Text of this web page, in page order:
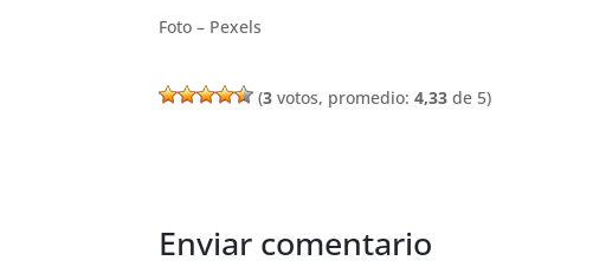
Foto – Pexels
(3 votos, promedio:4,33 de 5)
Enviar comentario